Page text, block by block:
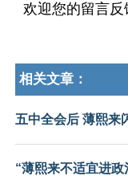
欢迎您的留言反
相关文章：
五中全会后 薄熙来
“薄熙来不适宜进政